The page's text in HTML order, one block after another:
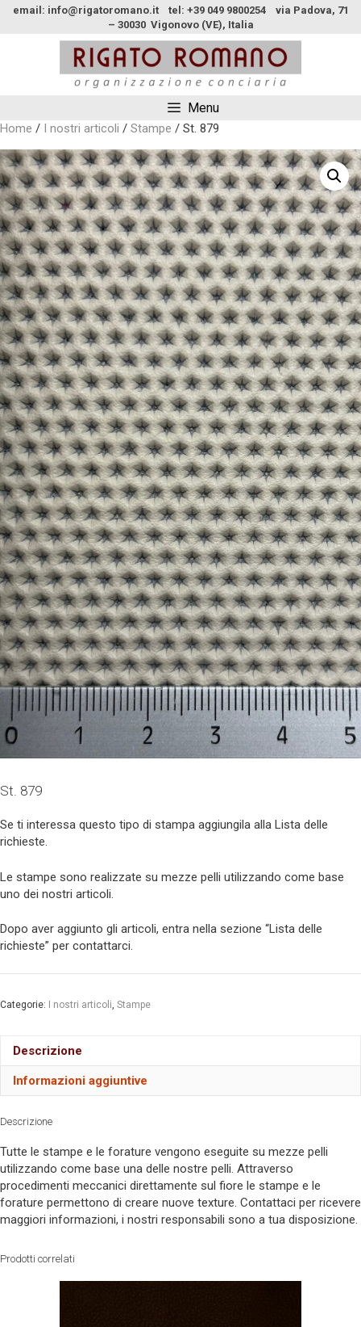
email: info@rigatoromano.it tel: +39 049 9800254 via Padova, 71
– 30030 Vigonovo (VE), Italia
Menu
Home / I nostri articoli / Stampe / St. 879
St. 879
Se ti interessa questo tipo di stampa aggiungila alla Lista delle
richieste.
Le stampe sono realizzate su mezze pelli utilizzando come base
uno dei nostri articoli.
Dopo aver aggiunto gli articoli, entra nella sezione “Lista delle
richieste” per contattarci.
Categorie: I nostri articoli, Stampe
Descrizione
Informazioni aggiuntive
Descrizione
Tutte le stampe e le forature vengono eseguite su mezze pelli
utilizzando come base una delle nostre pelli. Attraverso
procedimenti meccanici direttamente sul fiore le stampe e le
forature permettono di creare nuove texture. Contattaci per ricevere
maggiori informazioni, i nostri responsabili sono a tua disposizione.
Prodotti correlati